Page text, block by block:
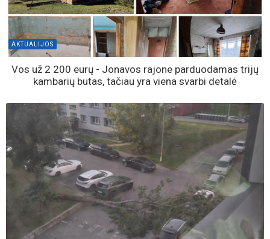
AKTUALIJOS
Vos už 2 200 eurų - Jonavos rajone parduodamas trijų
kambarių butas, tačiau yra viena svarbi detalė